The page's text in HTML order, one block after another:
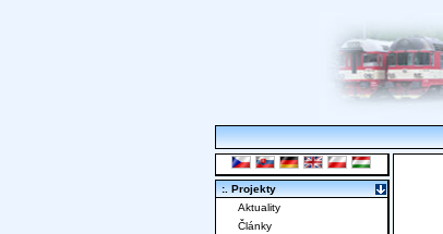
:. Projekty
Aktuality
Články